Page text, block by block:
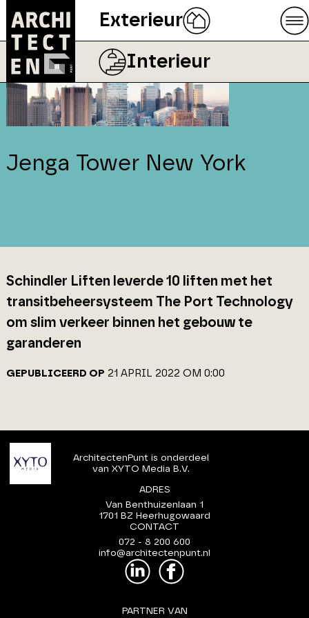
Exterieur
Interieur
Jenga Tower New York
Schindler Liften leverde 10 liften met het
transitbeheersysteem The Port Technology
om slim verkeer binnen het gebouw te
garanderen
GEPUBLICEERD OP 21 APRIL 2022 OM 0:00
ArchitectenPunt is onderdeel
van XYTO Media B.V.
ADRES
Van Benthuizenlaan 1
1701 BZ Heerhugowaard
CONTACT
072 - 8 200 600
info@architectenpunt.nl
PARTNER VAN